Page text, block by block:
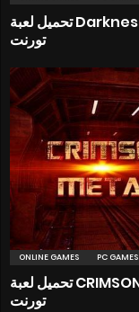
تحميل لعبة Darkness Ahead v1.2 بكراك HI2U برابط مباشر و
تورنت
ONLINE GAMES PC GAMES
تحميل لعبة CRIMSON METAL بكراك PLAZA برابط مباشر و
تورنت